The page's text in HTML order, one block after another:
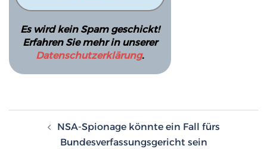
Es wird kein Spam geschickt!
Erfahren Sie mehr in unserer
Datenschutzerklärung.
NSA-Spionage könnte ein Fall fürs
Bundesverfassungsgericht sein